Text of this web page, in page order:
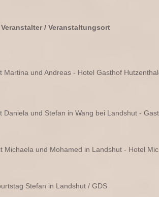
Veranstalter / Veranstaltungsort
Martina und Andreas - Hotel Gasthof
Daniela und Stefan in Wang bei Landshut -
Michaela und Mohamed in Landshut - Hotel
Stefan in Landshut / GDS